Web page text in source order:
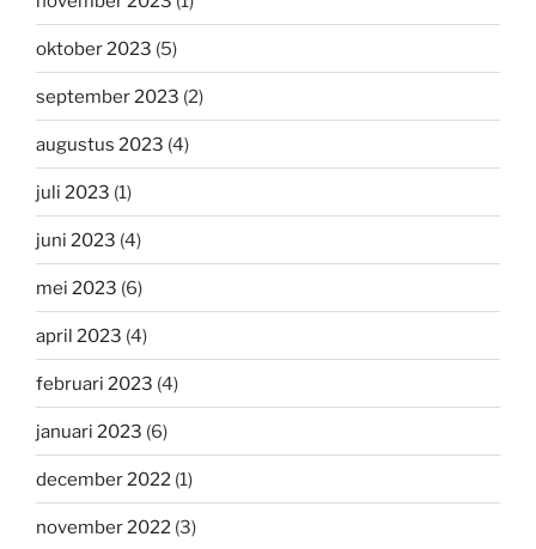
oktober 2023 (5)
september 2023 (2)
augustus 2023 (4)
juli 2023 (1)
juni 2023 (4)
mei 2023 (6)
april 2023 (4)
februari 2023 (4)
januari 2023 (6)
december 2022 (1)
november 2022 (3)